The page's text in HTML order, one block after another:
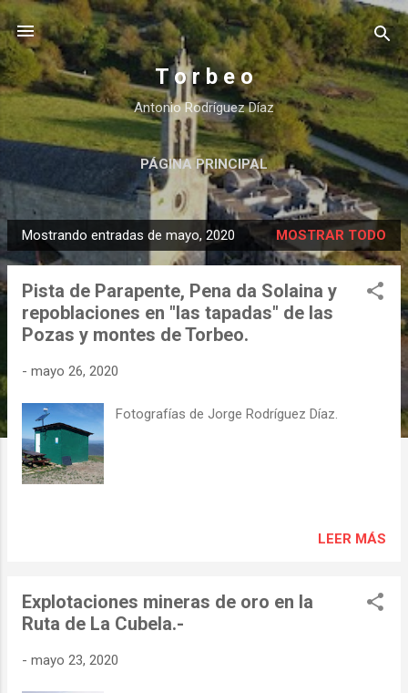
Ir al contenido principal
T o r b e o
Antonio Rodríguez Díaz
PÁGINA PRINCIPAL
E
n
Mostrando entradas de mayo, 2020 MOSTRAR TODO
Pista de Parapente, Pena da Solaina y
repoblaciones en "las tapadas" de las
Pozas y montes de Torbeo.
- mayo 26, 2020
Fotografías de Jorge Rodríguez Díaz.
LEER MÁS
Explotaciones mineras de oro en la
Ruta de La Cubela.-
- mayo 23, 2020